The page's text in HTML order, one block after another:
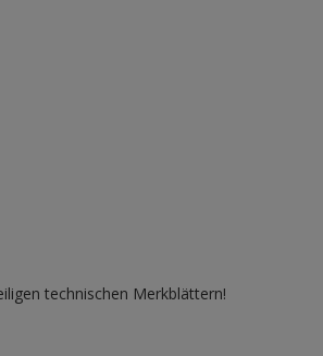
technischen Merkblättern!